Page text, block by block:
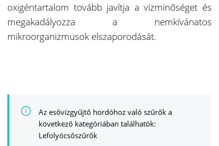
oxigéntartalom tovább javítja a vízminőséget és
megakadályozza a nemkívánatos
mikroorganizmusok elszaporodását.
Az esővízgyűjtő hordóhoz való szűrők a
következő kategóriában találhatók:
Lefolyócsőszűrők